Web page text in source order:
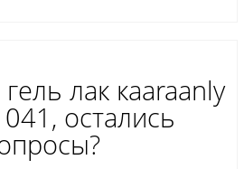
лак кaaraanly
остались